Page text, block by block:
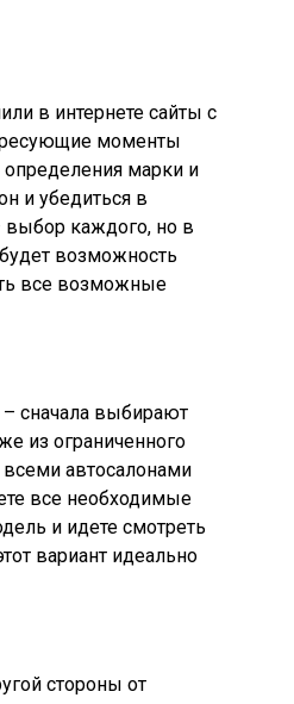
в интернете сайты с
моменты
определения марки и
и убедиться в
выбор каждого, но в
возможность
все возможные
сначала выбирают
из ограниченного
автосалонами
все необходимые
и идете смотреть
вариант идеально
стороны от